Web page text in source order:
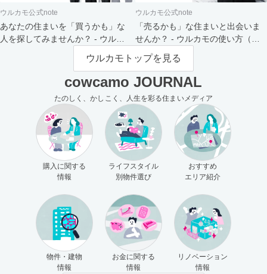
ウルカモ公式note
あなたの住まいを「買うかも」な
人を探してみませんか？ - ウルカ
ウルカモ公式note
「売るかも」な住まいと出会いま
せんか？ - ウルカモの使い方（買
主さま向け）
ウルカモトップを見る
cowcamo JOURNAL
たのしく、かしこく、人生を彩る住まいメディア
購入に関する
情報
ライフスタイル
別物件選び
おすすめ
エリア紹介
物件・建物
情報
お金に関する
情報
リノベーション
情報